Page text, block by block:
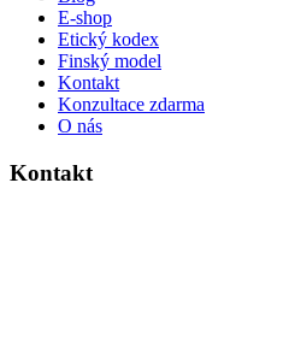
E-shop
Etický kodex
Finský model
Kontakt
Konzultace zdarma
O nás
Kontakt